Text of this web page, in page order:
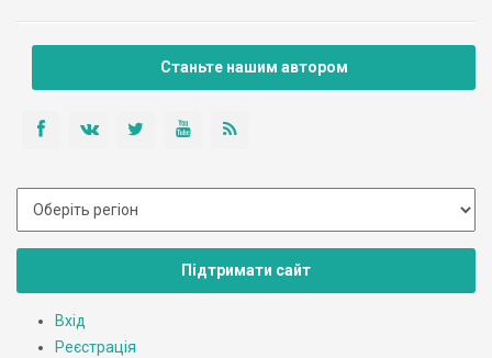
Станьте нашим автором
Підтримати сайт
Вхід
Реєстрація